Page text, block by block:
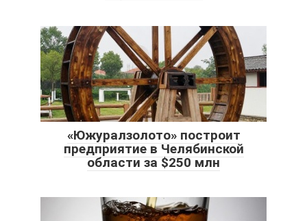
«Южуралзолото» построит
предприятие в Челябинской
области за $250 млн